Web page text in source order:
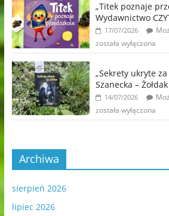
„Titek poznaje
Wydawnictwo
17/07/2026
została wyłączona
„Sekrety ukryte za
Szanecka – Żołdak
14/07/2026
została wyłączona
Archiwa
sierpień 2026
lipiec 2026